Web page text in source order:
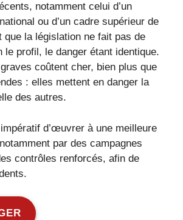
notamment celui d’un
ou d’un cadre supérieur de
que la législation ne fait pas de
le profil, le danger étant identique.
coûtent cher, bien plus que
: elles mettent en danger la
des autres.
d’œuvrer à une meilleure
par des campagnes
contrôles renforcés, afin de